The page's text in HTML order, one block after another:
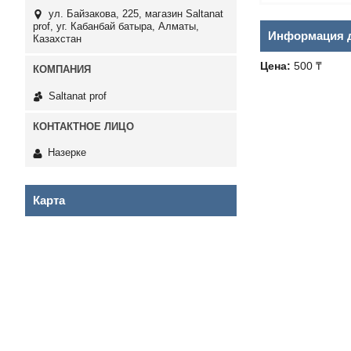
Информация
Цена: 500 ₸
ул. Байзакова, 225, магазин Saltanat
prof, уг. Кабанбай батыра, Алматы,
Казахстан
Saltanat prof
Назерке
Карта